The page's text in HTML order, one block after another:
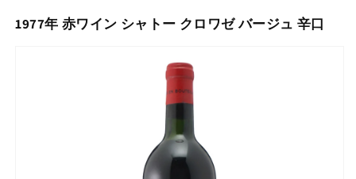
1977年 赤ワイン シャトー クロワゼ バージュ 辛口